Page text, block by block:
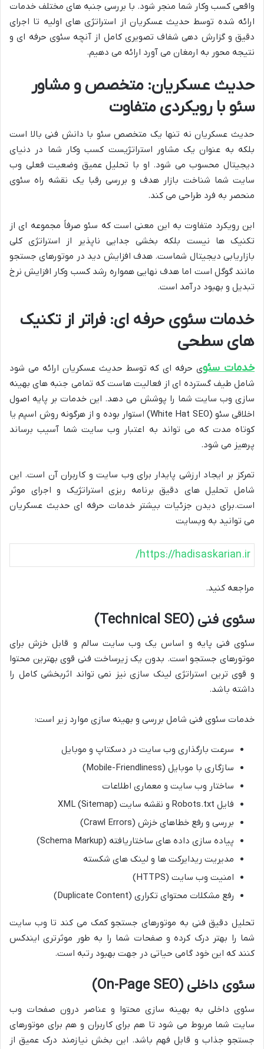
واقعی کسب وکار شما منجر شود. با بررسی جنبه های مختلف خدمات
ارائه شده توسط حدیث عسکریان از استراتژی های اولیه تا اجرای
دقیق و گزارش دهی شفاف تصویری کامل از آنچه سئوی حرفه ای و
نتیجه محور به ارمغان می آورد ارائه می دهیم.
حدیث عسکریان: متخصص و مشاور
سئو با رویکردی متفاوت
حدیث عسکریان نه تنها یک متخصص سئو با دانش فنی بالا است
بلکه به عنوان یک مشاور استراتژیست کسب وکار شما در دنیای
دیجیتال محسوب می شود. او با تحلیل عمیق وضعیت فعلی وب
سایت شما شناخت بازار هدف و بررسی رقبا یک نقشه راه سئوی
منحصر به فرد طراحی می کند.
این رویکرد متفاوت به این معنی است که سئو صرفاً مجموعه ای از
تکنیک ها نیست بلکه بخشی جدایی ناپذیر از استراتژی کلی
بازاریابی دیجیتال شماست. هدف افزایش دید در موتورهای جستجو
مانند گوگل است اما هدف نهایی همواره رشد کسب وکار افزایش نرخ
تبدیل و بهبود درآمد است.
خدمات سئوی حرفه ای: فراتر از تکنیک
های سطحی
خدمات سئوی حرفه ای که توسط حدیث عسکریان ارائه می شود
شامل طیف گسترده ای از فعالیت هاست که تمامی جنبه های بهینه
سازی وب سایت شما را پوشش می دهد. این خدمات بر پایه اصول
اخلاقی سئو (White Hat SEO) استوار بوده و از هرگونه روش اسپم یا
کوتاه مدت که می تواند به اعتبار وب سایت شما آسیب برساند
پرهیز می شود.
تمرکز بر ایجاد ارزشی پایدار برای وب سایت و کاربران آن است. این
شامل تحلیل های دقیق برنامه ریزی استراتژیک و اجرای موثر
است.برای دیدن جزئیات بیشتر خدمات حرفه ای حدیث عسکریان
می توانید به وبسایت
https://hadisaskarian.ir/
مراجعه کنید.
سئوی فنی (Technical SEO)
سئوی فنی پایه و اساس یک وب سایت سالم و قابل خزش برای
موتورهای جستجو است. بدون یک زیرساخت فنی قوی بهترین محتوا
و قوی ترین استراتژی لینک سازی نیز نمی تواند اثربخشی کامل را
داشته باشد.
خدمات سئوی فنی شامل بررسی و بهینه سازی موارد زیر است:
سرعت بارگذاری وب سایت در دسکتاپ و موبایل
سازگاری با موبایل (Mobile-Friendliness)
ساختار وب سایت و معماری اطلاعات
فایل Robots.txt و نقشه سایت XML (Sitemap)
بررسی و رفع خطاهای خزش (Crawl Errors)
پیاده سازی داده های ساختاریافته (Schema Markup)
مدیریت ریدایرکت ها و لینک های شکسته
امنیت وب سایت (HTTPS)
رفع مشکلات محتوای تکراری (Duplicate Content)
تحلیل دقیق فنی به موتورهای جستجو کمک می کند تا وب سایت
شما را بهتر درک کرده و صفحات شما را به طور موثرتری ایندکس
کنند که این خود گامی حیاتی در جهت بهبود رتبه است.
سئوی داخلی (On-Page SEO)
سئوی داخلی به بهینه سازی محتوا و عناصر درون صفحات وب
سایت شما مربوط می شود تا هم برای کاربران و هم برای موتورهای
جستجو جذاب و قابل فهم باشد. این بخش نیازمند درک عمیق از